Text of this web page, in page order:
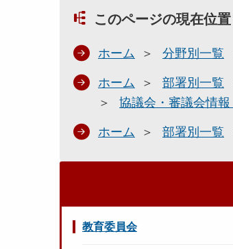
このページの現在位置
ホーム 分野別一覧
ホーム 部署別一覧
協議会・審議会情報
ホーム 部署別一覧
教育委員会